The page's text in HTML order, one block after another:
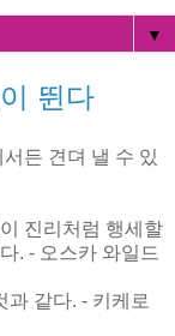
▼
뛴다
든 견뎌 낼 수 있
진리처럼 행세할
. - 오스카 와일드
과 같다. - 키케로